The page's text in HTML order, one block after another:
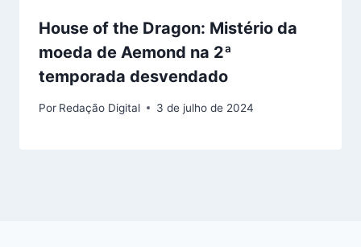
House of the Dragon: Mistério da
moeda de Aemond na 2ª
temporada desvendado
Por Redação Digital 3 de julho de 2024